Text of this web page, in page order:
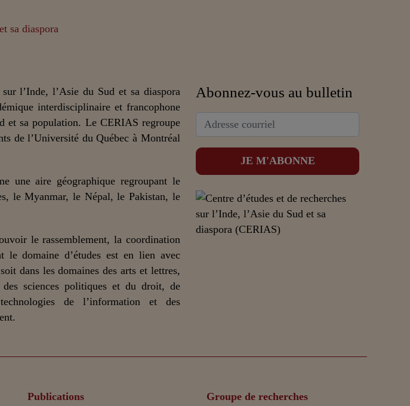
l’Inde, l’Asie du Sud et sa diaspora
interdisciplinaire et francophone
et sa population. Le CERIAS regroupe
de l’Université du Québec à Montréal
une aire géographique regroupant le
le Myanmar, le Népal, le Pakistan, le
le rassemblement, la coordination
le domaine d’études est en lien avec
dans les domaines des arts et lettres,
des sciences politiques et du droit, de
de l’information et des
Abonnez-vous au bulletin
Publications
Groupe de recherches